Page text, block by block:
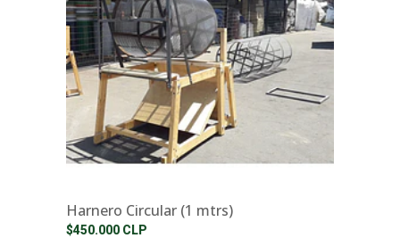
Harnero Circular (1 mtrs)
$450.000 CLP